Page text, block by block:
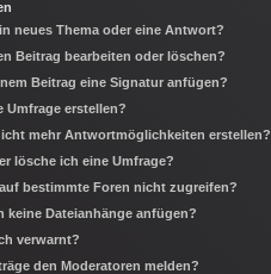
neues Thema oder eine Antwort?
Beitrag bearbeiten oder löschen?
Beitrag eine Signatur anfügen?
Umfrage erstellen?
mehr Antwortmöglichkeiten erstellen?
lösche ich eine Umfrage?
bestimmte Foren nicht zugreifen?
keine Dateianhänge anfügen?
verwarnt?
den Moderatoren melden?